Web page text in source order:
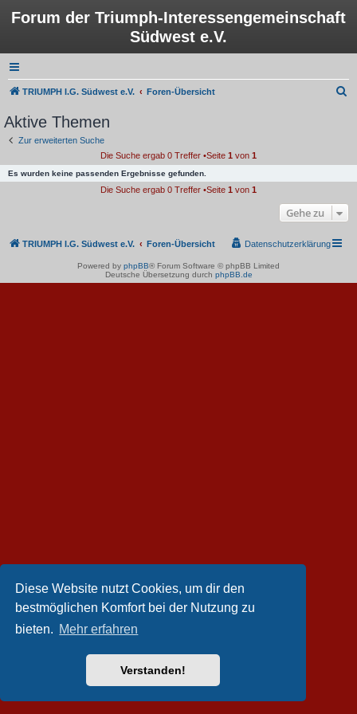
Diese Website nutzt Cookies, um dir den
bestmöglichen Komfort bei der Nutzung zu
bieten. Mehr erfahren
Verstanden!
Forum der Triumph-Interessengemeinschaft
Südwest e.V.
TRIUMPH I.G. Südwest e.V. Foren-Übersicht
e
Aktive Themen
Zur erweiterten Suche
Die Suche ergab 0 Treffer •Seite 1 von 1
Es wurden keine passenden Ergebnisse gefunden.
Die Suche ergab 0 Treffer •Seite 1 von 1
Gehe zu
TRIUMPH I.G. Südwest e.V. Foren-Übersicht Datenschutzerklärung
Powered by phpBB® Forum Software © phpBB Limited
Deutsche Übersetzung durch phpBB.de